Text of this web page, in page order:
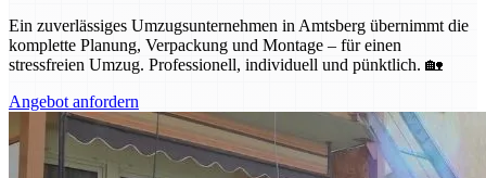
Ein zuverlässiges Umzugsunternehmen in Amtsberg übernimmt die
komplette Planung, Verpackung und Montage – für einen
stressfreien Umzug. Professionell, individuell und pünktlich. 🏡
Angebot anfordern